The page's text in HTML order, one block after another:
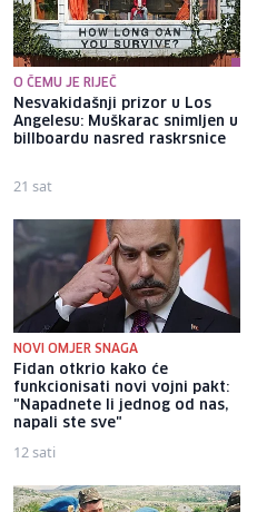
O ČEMU JE RIJEČ
Nesvakidašnji prizor u Los
Angelesu: Muškarac snimljen u
billboardu nasred raskrsnice
21 sat
NOVI OMJER SNAGA
Fidan otkrio kako će
funkcionisati novi vojni pakt:
"Napadnete li jednog od nas,
napali ste sve"
12 sati